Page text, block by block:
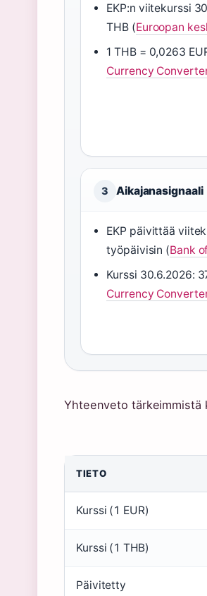
EKP:n viitekurssi
THB (Euroopan
1 THB = 0,0263
Currency
3 Aikajanasignaali
EKP päivittää
työpäivisin (Bank
Kurssi 30.6.2026:
Currency
Yhteenveto tärkeimmistä
TIETO
Kurssi (1 EUR)
Kurssi (1 THB)
Päivitetty